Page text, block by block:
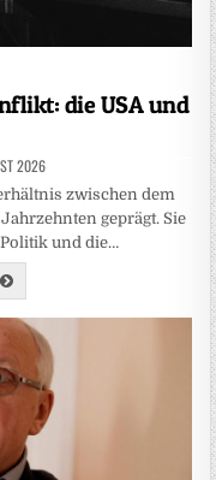
die USA und
2026
zwischen dem
geprägt. Sie
und die…